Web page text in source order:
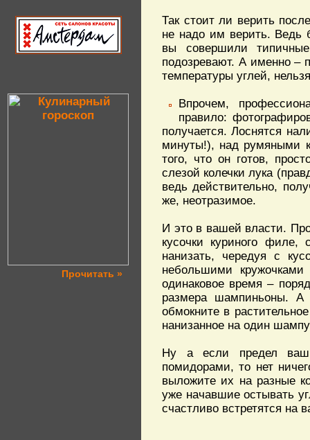
Прочитать »
Так стоит ли верить
не надо им верить. Ведь
вы совершили
подозревают. А именно –
температуры углей,
Впрочем,
правило:
получается. Лоснятся
минуты!), над румяными
того, что он готов,
слезой колечки лука
ведь действительно,
же, неотразимое.
И это в вашей власти.
кусочки куриного филе,
нанизать, чередуя с
небольшими кружочками
одинаковое время –
размера шампиньоны. А
обмокните в
нанизанное на один
Ну а если предел
помидорами, то нет
выложите их на разные
уже начавшие остывать
счастливо встретятся на